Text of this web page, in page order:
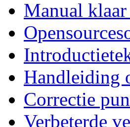
Manual
Handleiding
Correctie
Verbeterde